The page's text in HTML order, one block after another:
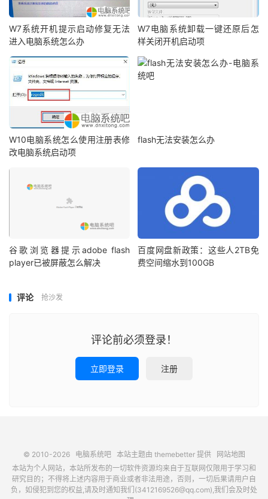
W7系统开机提示启动修复无法
进入电脑系统怎么办
W7电脑系统卸载一键还原后怎
样关闭开机启动项
W10电脑系统怎么使用注册表修
改电脑系统启动项
flash无法安装怎么办
谷歌浏览器提示adobe flash
player已被屏蔽怎么解决
百度网盘新政策：这些人2TB免
费空间缩水到100GB
评论 抢沙发
评论前必须登录！
立即登录 注册
© 2010-2026 电脑系统吧本站主题由 themebetter提供
网站地图
本站为个人网站，本站所发布的一切软件资源均来自于互联网仅限用于学习和
研究目的；不得将上述内容用于商业或者非法用途，否则，一切后果请用户自
负，如侵犯到您的权益,请及时通知我们(3412169526@qq.com),我们会及时处